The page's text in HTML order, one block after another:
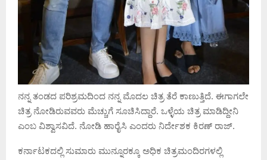
ನನ್ನ ತಂಡದ ಪರಿಶ್ರಮದಿಂದ ನನ್ನ ಮೊದಲ ಚಿತ್ರ ತೆರೆ ಕಾಣುತ್ತಿದೆ. ಈಗಾಗಲೇ
ಚಿತ್ರ ನೋಡಿರುವವರು ಮೆಚ್ಚುಗೆ ಸೂಚಿಸಿದ್ದಾರೆ. ಒಳ್ಳೆಯ ಚಿತ್ರ ಮಾಡಿದ್ದೀನಿ
ಎಂಬ ವಿಶ್ವಾಸವಿದೆ. ನೋಡಿ ಹಾರೈಸಿ ಎಂದರು ನಿರ್ದೇಶಕ ಕಿರಣ್ ರಾಜ್.
ಕರ್ನಾಟಕದಲ್ಲಿ ಸುಮಾರು ಮುನ್ನೂರಕ್ಕೂ ಅಧಿಕ ಚಿತ್ರಮಂದಿರಗಳಲ್ಲಿ